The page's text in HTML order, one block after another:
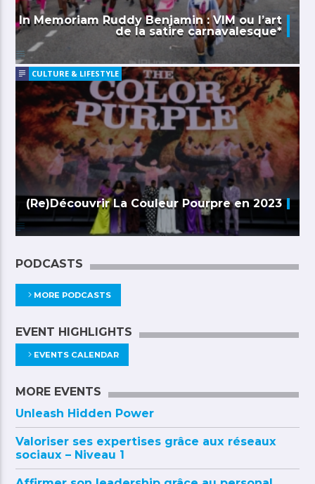
In Memoriam Ruddy Benjamin : VIM ou l’art
de la satire carnavalesque*
CULTURE & LIFESTYLE
(Re)Découvrir La Couleur Pourpre en 2023
PODCASTS
MORE PODCASTS
EVENT HIGHLIGHTS
EVENTS CALENDAR
MORE EVENTS
Unleash Hidden Power
Valoriser ses expertises grâce aux réseaux
sociaux – Niveau 1